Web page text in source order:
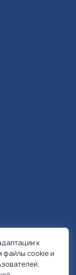
49-84
к
файлы cookie и